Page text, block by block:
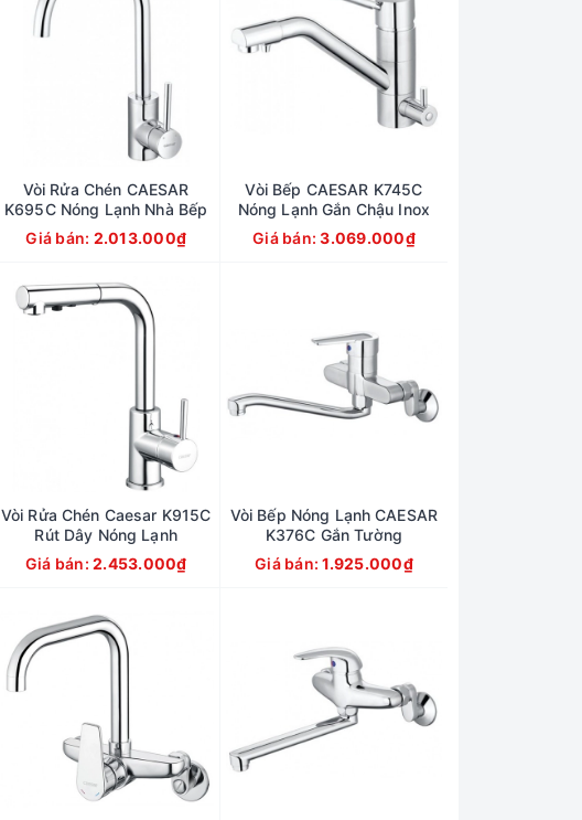
Vòi Rửa Chén CAESAR
K695C Nóng Lạnh Nhà Bếp
Giá bán: 2.013.000₫
Vòi Bếp CAESAR K745C
Nóng Lạnh Gắn Chậu Inox
Giá bán:3.069.000₫
Vòi Rửa Chén Caesar K915C
Rút Dây Nóng Lạnh
Giá bán: 2.453.000₫
Vòi Bếp Nóng Lạnh CAESAR
K376C Gắn Tường
Giá bán:1.925.000₫